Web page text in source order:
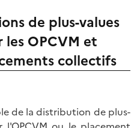
de plus-values
les OPCVM et
collectifs
de la distribution de plus-